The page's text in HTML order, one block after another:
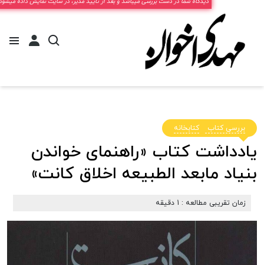
بررسی کتاب کتابخانه
یادداشت کتاب «راهنمای خواندن
بنیاد مابعد الطبیعه اخلاق کانت»
زمان تقریبی مطالعه : 1 دقیقه